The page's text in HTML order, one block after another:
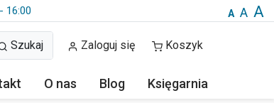
16:00 A A A
Szukaj Zaloguj się Koszyk
O nas Blog Księgarnia